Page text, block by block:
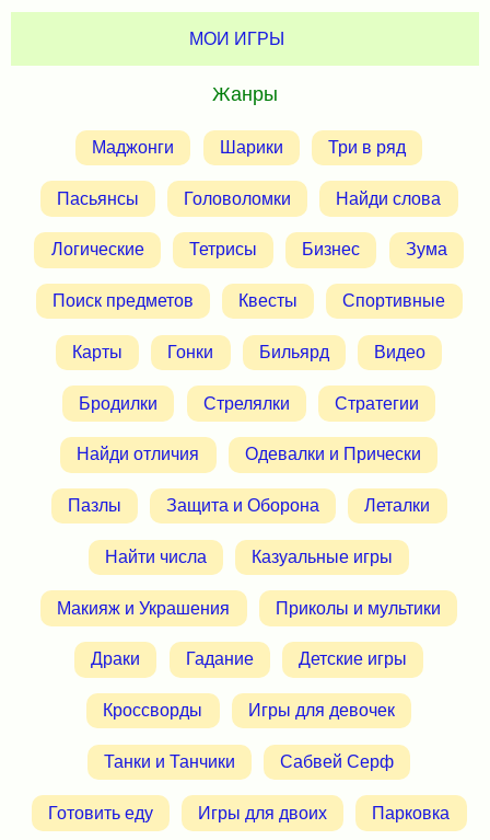
МОИ ИГРЫ
Жанры
Маджонги Шарики Три в ряд
Пасьянсы Головоломки Найди слова
Логические Тетрисы Бизнес Зума
Поиск предметов Квесты Спортивные
Карты Гонки Бильярд Видео
Бродилки Стрелялки Стратегии
Найди отличия Одевалки и Прически
Пазлы Защита и Оборона Леталки
Найти числа Казуальные игры
Макияж и Украшения Приколы и мультики
Драки Гадание Детские игры
Кроссворды Игры для девочек
Танки и Танчики Сабвей Серф
Готовить еду Игры для двоих Парковка